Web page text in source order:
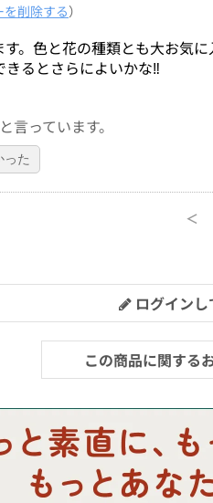
削除する）
。色と花の種類とも大お気に
るとさらによいかな‼️
言っています。
った
＜
ログイン
この商品に関する